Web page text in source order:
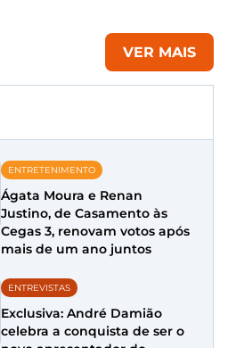
VER MAIS
ENTRETENIMENTO
Ágata Moura e Renan
Justino, de Casamento às
Cegas 3, renovam votos após
mais de um ano juntos
ENTREVISTAS
Exclusiva: André Damião
celebra a conquista de ser o